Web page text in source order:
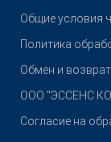
Общие условия
Политика
Обмен и
OOO "ЭССЕНС
Согласие на